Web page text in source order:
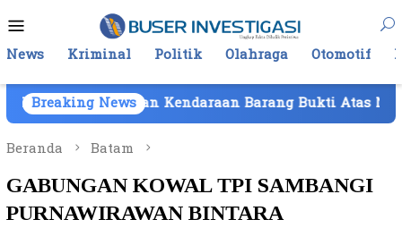
ke
kontenMobile
News Kriminal Politik Olahraga Otomotif
Breaking News
Kendaraan Barang Bukti Atas Nama PT Mitra
Beranda
Batam
GABUNGAN KOWAL TPI SAMBANGI
PURNAWIRAWAN BINTARA